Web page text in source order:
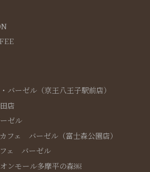
バーゼル（京王八王子駅前店）
店
ゼル
フェ バーゼル（富士森公園店）
フェ バーゼル
ンモール多摩平の森￼